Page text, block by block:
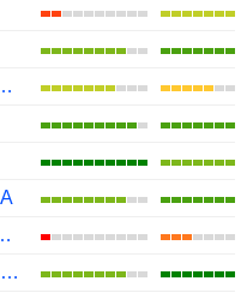
CORPORATION LIMITED
LIMITED
FORMOSA PETROCHEMICAL CORPORATION